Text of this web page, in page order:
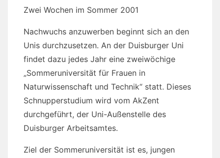
Zwei Wochen im Sommer 2001
Nachwuchs anzuwerben beginnt sich an den
Unis durchzusetzen. An der Duisburger Uni
findet dazu jedes Jahr eine zweiwöchige
„Sommeruniversität für Frauen in
Naturwissenschaft und Technik“ statt. Dieses
Schnupperstudium wird vom AkZent
durchgeführt, der Uni-Außenstelle des
Duisburger Arbeitsamtes.
Ziel der Sommeruniversität ist es, jungen